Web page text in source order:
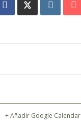
+ Añadir Google Calendar